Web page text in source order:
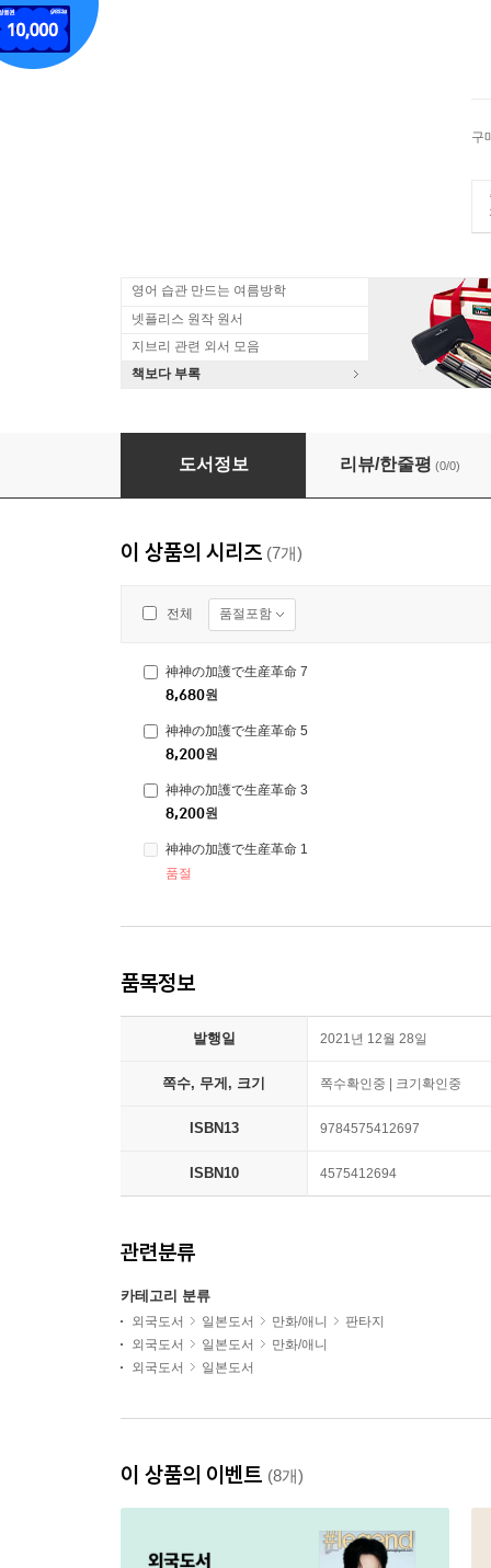
구
영어 습관 만드는 여름방학
넷플리스 원작 원서
지브리 관련 외서 모음
책보다 부록
神神の加護で生産革命 1
도서정보 리뷰/한줄평 (0/0)
이 상품의 시리즈 (7개)
전체 품절포함
神神の加護で生産革命 7
8,680원
神神の加護で生産革命 5
8,200원
神神の加護で生産革命 3
8,200원
神神の加護で生産革命 1
품절
품목정보
발행일 2021년 12월 28일
쪽수, 무게, 크기 쪽수확인중 | 크기확인중
ISBN13 9784575412697
ISBN10 4575412694
관련분류
카테고리 분류
외국도서 일본도서 만화/애니
판타지
외국도서
일본도서
만화/애니
외국도서
일본도서
이 상품의 이벤트 (8개)